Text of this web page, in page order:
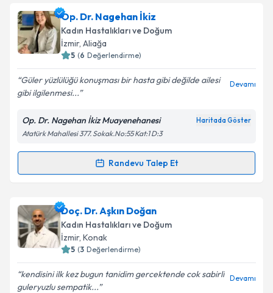
Op. Dr. Alkım Gülşah Şahingöz Yıldırım
randevu takvimi talebi oluşturun. Size bu uzmandan
randevu almanız için bir takvim hazırlandığında e-
posta ile bilgilendireceğiz.
E-posta Adresiniz
Kişisel verilerimin işlenmesine ilişkin
Metni'ni okudum ve kişisel verilerimin belirtilen
kapsamda işlenmesini kabul ediyorum.
Op. Dr. Nagehan İkiz
Kadın Hastalıkları ve Doğum
İzmir, Aliağa
5 (6 Değerlendirme)
Güler yüzlülüğü konuşması bir hasta gibi değilde ailesi
gibi ilgilenmesi...
Devamı
Op. Dr. Nagehan İkiz Muayenehanesi Haritada Göster
Atatürk Mahallesi 377. Sokak.No:55 Kat:1 D:3
Randevu Talep Et
Randevu Takvimi Talebi
Op. Dr. Nagehan İkiziçin randevu takvimi talebi
oluşturun. Size bu uzmandan randevu almanız için bir
takvim hazırlandığında e-posta ile bilgilendireceğiz.
Doç. Dr. Aşkın Doğan
Kadın Hastalıkları ve Doğum
İzmir, Konak
5 (3 Değerlendirme)
kendisini ilk kez bugun tanidim gercektende cok sabirli
guleryuzlu sempatik...
Devamı